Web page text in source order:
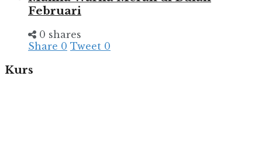
Februari
0 shares
Share 0 Tweet 0
Kurs